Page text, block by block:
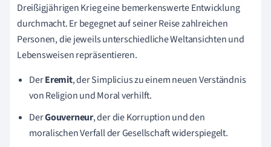
Dreißigjährigen Krieg eine bemerkenswerte Entwicklung
durchmacht. Er begegnet auf seiner Reise zahlreichen
Personen, die jeweils unterschiedliche Weltansichten und
Lebensweisen repräsentieren.
DerEremit, der Simplicius zu einem neuen Verständnis
von Religion und Moral verhilft.
DerGouverneur, der die Korruption und den
moralischen Verfall der Gesellschaft widerspiegelt.